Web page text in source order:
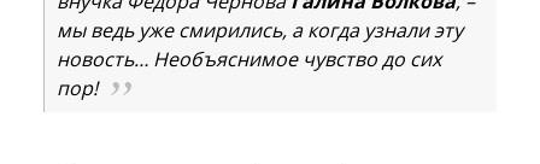
мы ведь уже смирились, а когда узнали эту
новость… Необъяснимое чувство до сих
пор!